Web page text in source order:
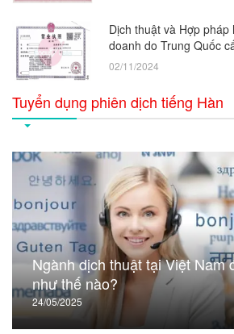
Dịch thuật và Hợp
doanh do Trung Quốc
02/11/2024
Tuyển dụng phiên dịch tiếng Hàn
Ngành dịch thuật tại Việt Nam
như thế nào?
24/05/2025